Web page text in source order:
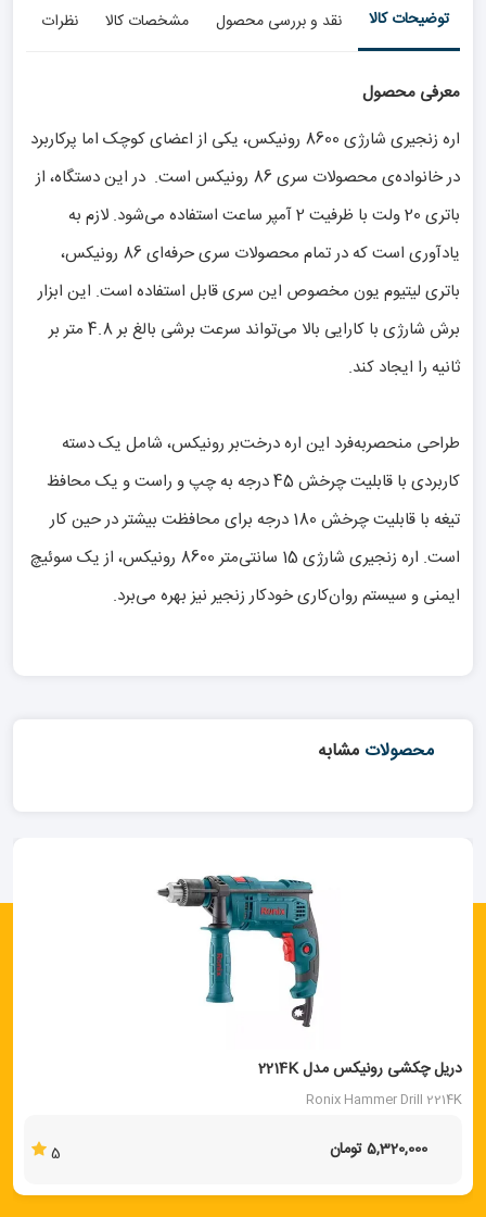
توضیحات کالا نقد و بررسی محصول مشخصات کالا نظرات
معرفی محصول
اره زنجیری شارژی 8600 رونیکس، یکی از اعضای کوچک اما پرکاربرد
در خانواده‌ی محصولات سری 86 رونیکس است. در این دستگاه، از
باتری 20 ولت با ظرفیت 2 آمپر ساعت استفاده می‌شود. لازم به
یادآوری است که در تمام محصولات سری حرفه‌ای 86 رونیکس،
باتری لیتیوم یون مخصوص این سری قابل استفاده است. این ابزار
برش شارژی با کارایی بالا می‌تواند سرعت برشی بالغ بر 4.8 متر بر
ثانیه را ایجاد کند.
طراحی منحصر‌به‌فرد این اره درخت‌بر رونیکس، شامل یک دسته‌
کاربردی با قابلیت چرخش 45 درجه به چپ و راست و یک محافظ
تیغه‌ با قابلیت چرخش 180 درجه برای محافظت بیشتر در حین کار
است. اره زنجیری شارژی 15 سانتی‌متر 8600 رونیکس، از یک سوئیچ
ایمنی و سیستم روان‌کاری خودکار زنجیر نیز بهره‌ می‌برد.
محصولات مشابه
دریل چکشی رونیکس مدل 2214K
Ronix Hammer Drill 2214K
5,320,000 تومان 5